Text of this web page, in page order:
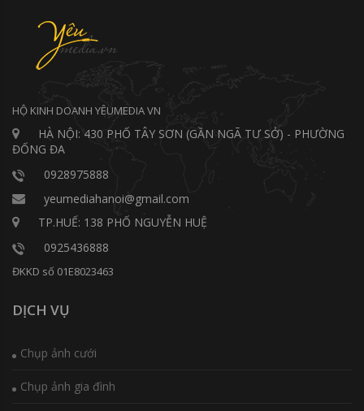
HỘ KINH DOANH YÊUMEDIA VN
HÀ NỘI: 430 PHỐ TÂY SƠN (GẦN NGÃ TƯ SỞ) - PHƯỜNG
ĐỐNG ĐA
0928975888
yeumediahanoi@gmail.com
TP.HUẾ: 138 PHỐ NGUYỄN HUỆ
0925436888
ĐKKD số 01E8023463
DỊCH VỤ
Chụp ảnh cưới
Chụp ảnh gia đình